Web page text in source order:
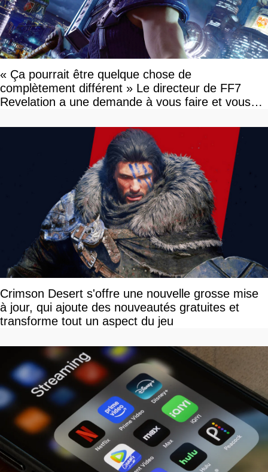
« Ça pourrait être quelque chose de
complètement différent » Le directeur de FF7
Revelation a une demande à vous faire et vous
Crimson Desert s'offre une nouvelle grosse mise
à jour, qui ajoute des nouveautés gratuites et
transforme tout un aspect du jeu